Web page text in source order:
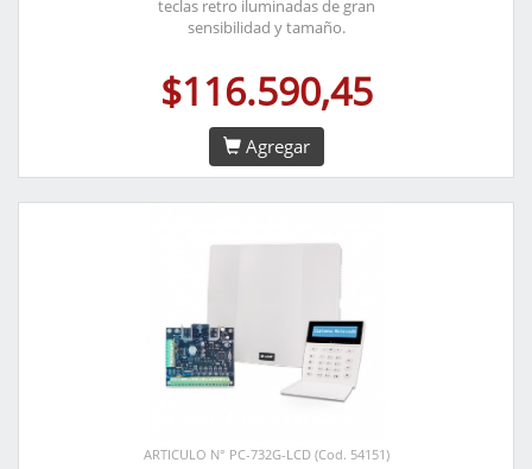
teclas retro iluminadas de gran
sensibilidad y tamaño.
$116.590,45
Agregar
ARTICULO N° PC-732G-LCD (Cod. 54151)